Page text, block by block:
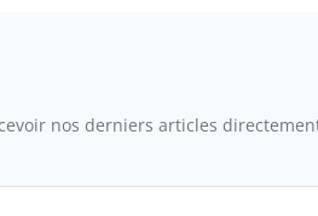
nos derniers articles